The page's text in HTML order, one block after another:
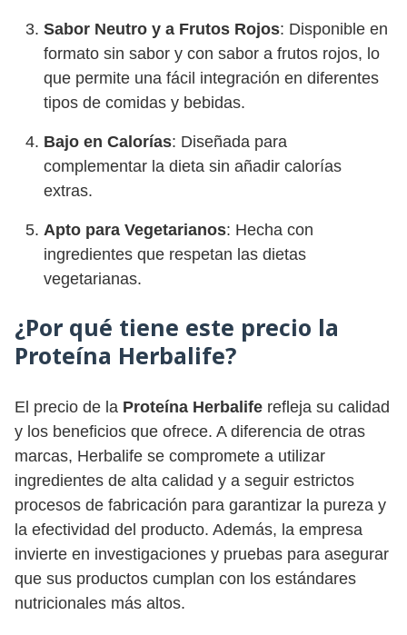
Sabor Neutro y a Frutos Rojos: Disponible en
formato sin sabor y con sabor a frutos rojos, lo
que permite una fácil integración en diferentes
tipos de comidas y bebidas.
Bajo en Calorías: Diseñada para
complementar la dieta sin añadir calorías
extras.
Apto para Vegetarianos: Hecha con
ingredientes que respetan las dietas
vegetarianas.
¿Por qué tiene este precio la
Proteína Herbalife?
El precio de la Proteína Herbalife refleja su calidad
y los beneficios que ofrece. A diferencia de otras
marcas, Herbalife se compromete a utilizar
ingredientes de alta calidad y a seguir estrictos
procesos de fabricación para garantizar la pureza y
la efectividad del producto. Además, la empresa
invierte en investigaciones y pruebas para asegurar
que sus productos cumplan con los estándares
nutricionales más altos.